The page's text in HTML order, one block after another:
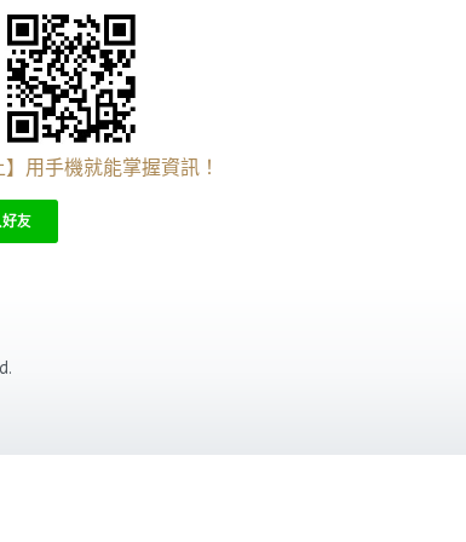
】用手機就能掌握資訊！